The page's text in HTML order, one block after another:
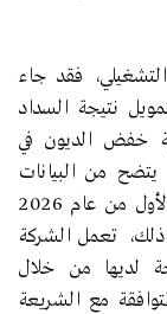
التشغيلي، فقد جاء
نتيجة السداد
خفض الديون في
من البيانات
المالية بانخفاضها بنسبة 18.69% خلال الربع الأول من عام 2026
2025. إضافةً إلى ذلك، تعمل الشركة
لديها من خلال
مع الشريعة